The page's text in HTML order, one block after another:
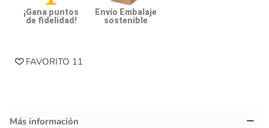
¡Gana puntos
de fidelidad!
Envío Embalaje
sostenible
FAVORITO 11
Más información